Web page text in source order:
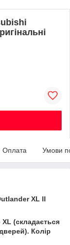
Оплата Умови
XL II
XL (складається
Колір